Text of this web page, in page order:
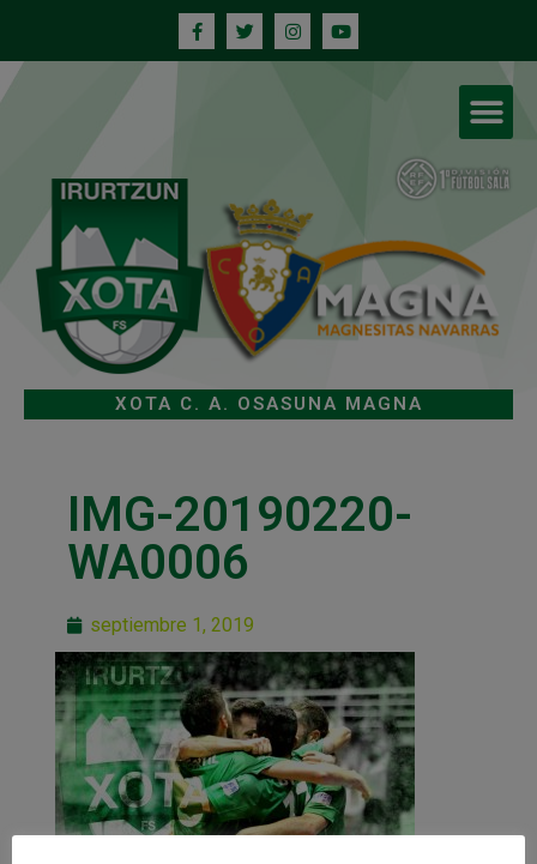
XOTA C. A. OSASUNA MAGNA
IMG-20190220-
WA0006
septiembre 1, 2019